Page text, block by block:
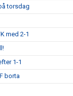
torsdag
med 2-1
1-1
borta